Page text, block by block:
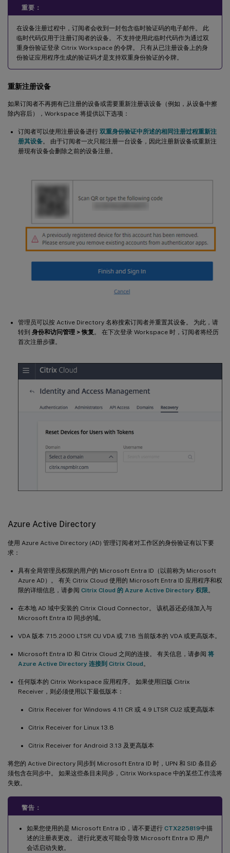
重要：
在设备注册过程中，订阅者会收到一封包含临时验证码的电子邮件。 此
临时代码仅用于注册订阅者的设备。 不支持使用此临时代码作为通过双
重身份验证登录 Citrix Workspace 的令牌。 只有从已注册设备上的身
份验证应用程序生成的验证码才是支持双重身份验证的令牌。
重新注册设备
如果订阅者不再拥有已注册的设备或需要重新注册该设备（例如，从设备中擦
除内容后），Workspace 将提供以下选项：
订阅者可以使用注册设备进行 双重身份验证中所述的相同注册过程重新注
册其设备。 由于订阅者一次只能注册一台设备，因此注册新设备或重新注
册现有设备会删除之前的设备注册。
管理员可以按 Active Directory 名称搜索订阅者并重置其设备。 为此，请
转到 身份和访问管理 > 恢复。 在下次登录 Workspace 时，订阅者将经历
首次注册步骤。
Azure Active Directory
使用 Azure Active Directory (AD) 管理订阅者对工作区的身份验证有以下要
求：
具有全局管理员权限的用户的 Microsoft Entra ID（以前称为 Microsoft
Azure AD）。 有关 Citrix Cloud 使用的 Microsoft Entra ID 应用程序和权
限的详细信息，请参阅 Citrix Cloud 的 Azure Active Directory 权限 。
在本地 AD 域中安装的 Citrix Cloud Connector。 该机器还必须加入与
Microsoft Entra ID 同步的域。
VDA 版本 7.15.2000 LTSR CU VDA 或 7.18 当前版本的 VDA 或更高版本。
Microsoft Entra ID 和 Citrix Cloud 之间的连接。 有关信息，请参阅 将
Azure Active Directory 连接到 Citrix Cloud 。
任何版本的 Citrix Workspace 应用程序。 如果使用旧版 Citrix
Receiver，则必须使用以下最低版本：
Citrix Receiver for Windows 4.11 CR 或 4.9 LTSR CU2 或更高版本
Citrix Receiver for Linux 13.8
Citrix Receiver for Android 3.13 及更高版本
将您的 Active Directory 同步到 Microsoft Entra ID 时，UPN 和 SID 条目必
须包含在同步中。 如果这些条目未同步，Citrix Workspace 中的某些工作流将
失败。
警告：
如果您使用的是 Microsoft Entra ID，请不要进行 CTX225819中描
述的注册表更改。 进行此更改可能会导致 Microsoft Entra ID 用户
会话启动失败。